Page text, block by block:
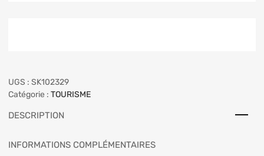
UGS : SK102329
Catégorie : TOURISME
DESCRIPTION
INFORMATIONS COMPLÉMENTAIRES